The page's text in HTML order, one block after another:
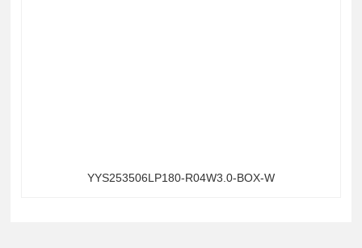
YYS253506LP180-R04W3.0-BOX-W